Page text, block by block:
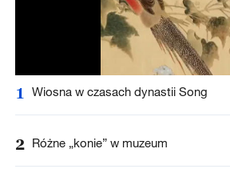
1 Wiosna w czasach dynastii Song
2 Różne „konie” w muzeum